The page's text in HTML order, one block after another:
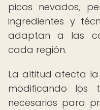
picos nevados,
ingredientes y
adaptan a las
cada región.
La altitud afecta
modificando los
necesarios para